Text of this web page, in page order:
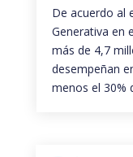
De acuerdo al
Generativa en
más de 4,7
desempeñan
menos el 30%